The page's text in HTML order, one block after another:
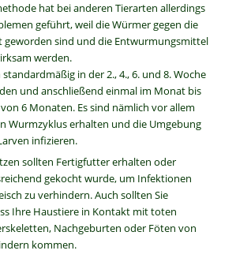
hat bei anderen Tierarten allerdings
geführt, weil die Würmer gegen die
geworden sind und die Entwurmungsmittel
werden.
in der 2., 4., 6. und 8. Woche
und anschließend einmal im Monat bis
6 Monaten. Es sind nämlich vor allem
Wurmzyklus erhalten und die Umgebung
infizieren.
sollten Fertigfutter erhalten oder
gekocht wurde, um Infektionen
zu verhindern. Auch sollten Sie
Ihre Haustiere in Kontakt mit toten
Nachgeburten oder Föten von
kommen.